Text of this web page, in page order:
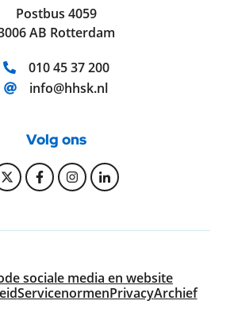
Postbus 4059
AB Rotterdam
Telefoonnummer:
010 45 37 200
E-mailadres:
info@hhsk.nl
Volg ons
Bekijk onze Twitter pagina
Bekijk onze Facebook
Bekijk onze Instagram
Bekijk onze
sociale media en website
ServicenormenPrivacyArchief